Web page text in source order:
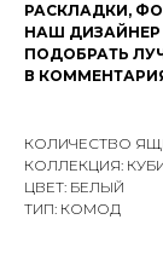
РАСКЛАДКИ,
НАШ
ПОДОБРАТЬ
В
КОЛИЧЕСТВО
КОЛЛЕКЦИЯ:
ЦВЕТ: БЕЛЫЙ
ТИП: КОМОД